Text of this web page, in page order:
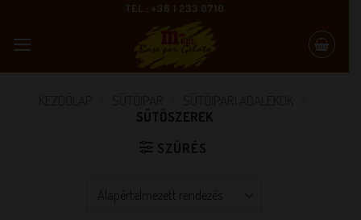
content
TEL.: +36 1 233 0710
SÜTŐSZEREK
SZŰRÉS